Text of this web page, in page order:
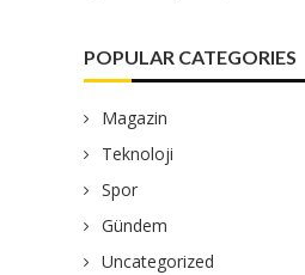
POPULAR CATEGORIES
Magazin
Teknoloji
Spor
Gündem
Uncategorized